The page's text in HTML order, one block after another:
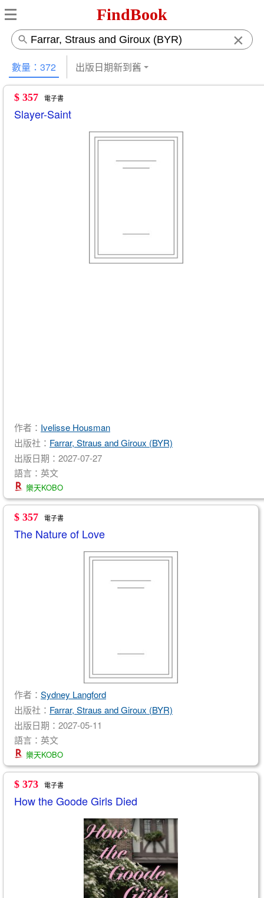
FindBook
×
數量：372 出版日期新到舊
$ 357 電子書
Slayer-Saint
作者： Ivelisse Housman
出版社： Farrar, Straus and Giroux (BYR)
出版日期：2027-07-27
語言：英文
樂天KOBO
$ 357 電子書
The Nature of Love
作者： Sydney Langford
出版社： Farrar, Straus and Giroux (BYR)
出版日期：2027-05-11
語言：英文
樂天KOBO
$ 373 電子書
How the Goode Girls Died